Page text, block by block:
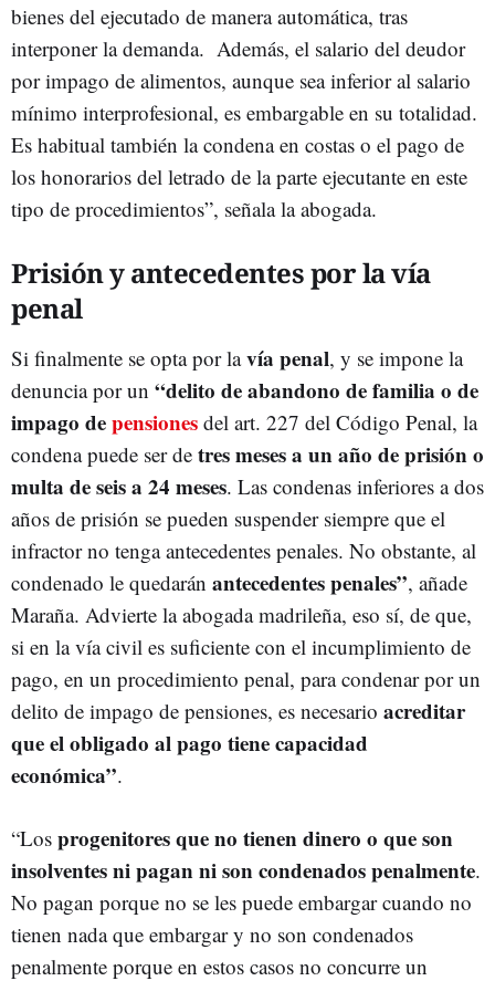
bienes del ejecutado de manera automática, tras
interponer la demanda. Además, el salario del deudor
por impago de alimentos, aunque sea inferior al salario
mínimo interprofesional, es embargable en su totalidad.
Es habitual también la condena en costas o el pago de
los honorarios del letrado de la parte ejecutante en este
tipo de procedimientos”, señala la abogada.
Prisión y antecedentes por la vía
penal
Si finalmente se opta por lavía penal, y se impone la
denuncia por un “delito de abandono de familia o de
impago depensiones del art. 227 del Código Penal, la
condena puede ser de tres meses a un año de prisión o
multa de seis a 24 meses. Las condenas inferiores a dos
años de prisión se pueden suspender siempre que el
infractor no tenga antecedentes penales. No obstante, al
condenado le quedarán antecedentes penales”, añade
Maraña. Advierte la abogada madrileña, eso sí, de que,
si en la vía civil es suficiente con el incumplimiento de
pago, en un procedimiento penal, para condenar por un
delito de impago de pensiones, es necesario acreditar
que el obligado al pago tiene capacidad
económica”.
“Los progenitores que no tienen dinero o que son
insolventes ni pagan ni son condenados penalmente.
No pagan porque no se les puede embargar cuando no
tienen nada que embargar y no son condenados
penalmente porque en estos casos no concurre un